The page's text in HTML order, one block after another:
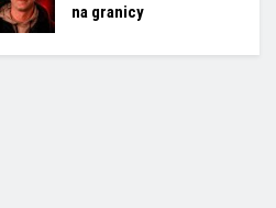
na granicy